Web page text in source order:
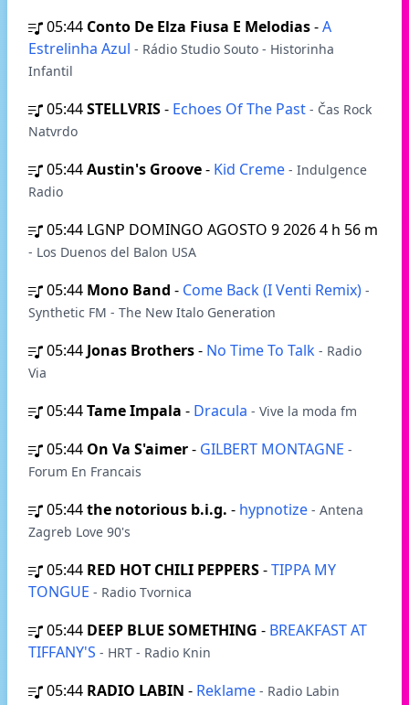
05:44 Conto De Elza Fiusa E Melodias-A
Estrelinha Azul - Rádio Studio Souto - Historinha
Infantil
05:44STELLVRIS- Echoes Of The Past - Čas Rock
Natvrdo
05:44Austin's Groove- Kid Creme - Indulgence
Radio
05:44 LGNP DOMINGO AGOSTO 9 2026 4 h 56 m
- Los Duenos del Balon USA
05:44 Mono Band - Come Back (I Venti Remix) -
Synthetic FM - The New Italo Generation
05:44 Jonas Brothers- No Time To Talk - Radio
Via
05:44Tame Impala - Dracula - Vive la moda fm
05:44 On Va S'aimer- GILBERT MONTAGNE -
Forum En Francais
05:44the notorious b.i.g. - hypnotize - Antena
Zagreb Love 90's
05:44 RED HOT CHILI PEPPERS-TIPPA MY
TONGUE - Radio Tvornica
05:44 DEEP BLUE SOMETHING - BREAKFAST AT
TIFFANY'S - HRT - Radio Knin
05:44 RADIO LABIN - Reklame - Radio Labin